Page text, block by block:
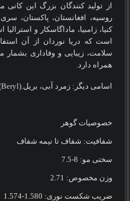
از تولید کنندگان بزرگ این
روسیه، افغانستان، پاکستان، سری
کنیا، زامبیا، ماداگاسکار و
است که دریا نوردان از آن
سلامت، زیبایی و وفاداری
همراه دارد.
اسامی دیگر: زمرد آبی، بریل
خصوصیات گوهر
شفافیت: شفاف تا نیمه شفاف
سختی مو: 8 -
7.5
وزن مخصوص: 2.71
ضریب شکست نوری: 1.580 -
1.574